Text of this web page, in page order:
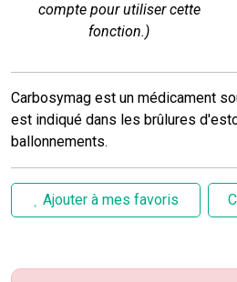
compte pour utiliser cette
fonction.)
Carbosymag est un médicament
est indiqué dans les brûlures
ballonnements.
Ajouter à mes favoris